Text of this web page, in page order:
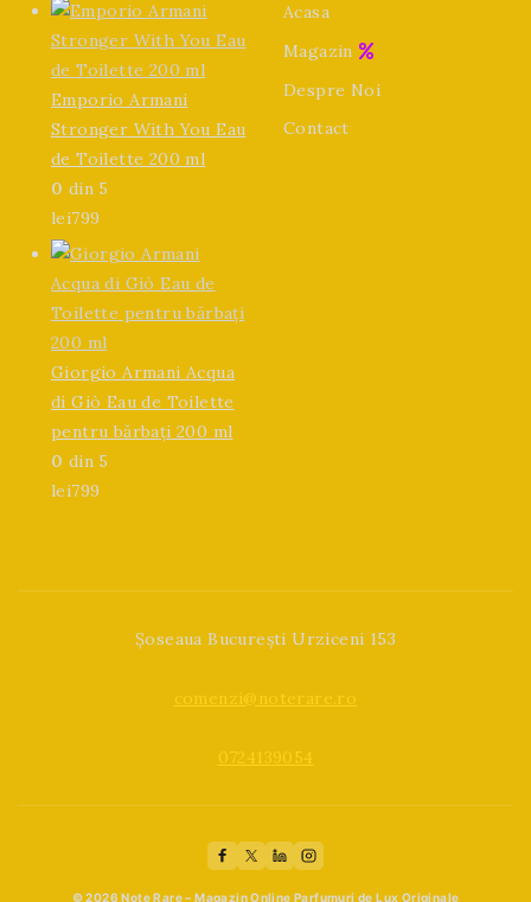
Emporio Armani
Stronger With You Eau
de Toilette 200 ml
0 din 5
lei799
Giorgio Armani Acqua
di Giò Eau de Toilette
pentru bărbați 200 ml
0 din 5
lei799
Acasa
Magazin
Despre Noi
Contact
Șoseaua București Urziceni 153
comenzi@noterare.ro
0724139054
© 2026 Note Rare – Magazin Online Parfumuri de Lux Originale